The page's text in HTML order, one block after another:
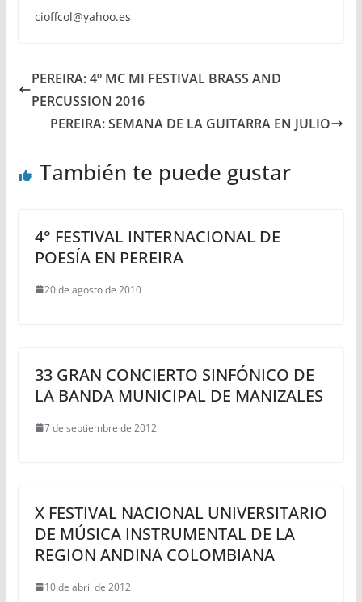
cioffcol@yahoo.es
PEREIRA: 4º MC MI FESTIVAL BRASS AND
PERCUSSION 2016
PEREIRA: SEMANA DE LA GUITARRA EN JULIO
También te puede gustar
4° FESTIVAL INTERNACIONAL DE
POESÍA EN PEREIRA
20 de agosto de 2010
33 GRAN CONCIERTO SINFÓNICO DE
LA BANDA MUNICIPAL DE MANIZALES
7 de septiembre de 2012
X FESTIVAL NACIONAL UNIVERSITARIO
DE MÚSICA INSTRUMENTAL DE LA
REGION ANDINA COLOMBIANA
10 de abril de 2012